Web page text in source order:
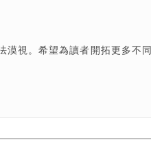
漠視。希望為讀者開拓更多不同